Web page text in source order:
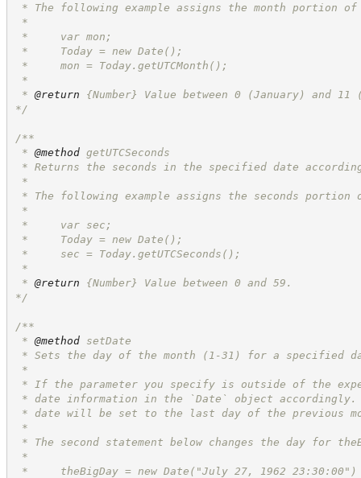
* The following example assigns the month portion
*
*     var mon;
*     Today = new Date();
*     mon = Today.getUTCMonth();
*
* @return {Number}
Value between 0 (January) and 11
*/
/**
* @method getUTCSeconds
* Returns the seconds in the specified date
*
* The following example assigns the seconds
*
*     var sec;
*     Today = new Date();
*     sec = Today.getUTCSeconds();
*
* @return {Number}
Value between 0 and 59.
*/
/**
* @method setDate
* Sets the day of the month (1-31) for a specified
*
* If the parameter you specify is outside of the
* date information in the `Date` object accordingly.
* date will be set to the last day of the previous
*
* The second statement below changes the day for
*
*     theBigDay = new Date("July 27, 1962 23:30:00")